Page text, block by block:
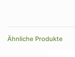
Ähnliche Produkte